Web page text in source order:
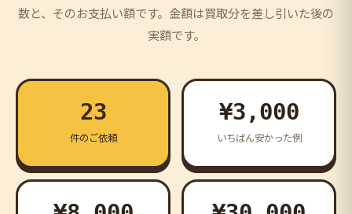
数と、そのお支払い額です。金額は買取分を差し引いた後の
実額です。
23
件のご依頼
¥3,000
いちばん安かった例